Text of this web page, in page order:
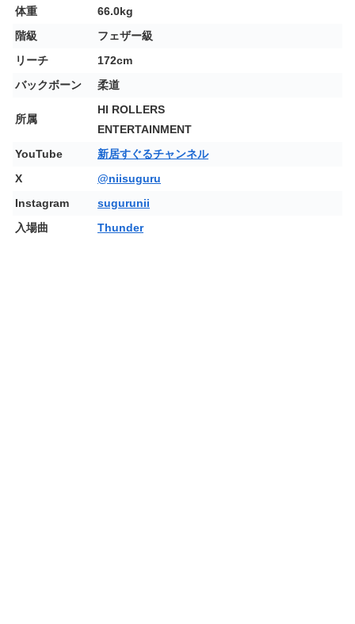
体重
66.0kg
階級
フェザー級
リーチ
172cm
バックボーン
柔道
所属
HI ROLLERS
ENTERTAINMENT
YouTube
新居すぐるチャンネル
X
@niisuguru
Instagram
sugurunii
入場曲
Thunder